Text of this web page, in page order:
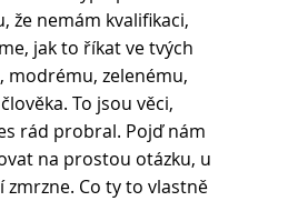
že nemám kvalifikaci,
jak to říkat ve tvých
modrému, zelenému,
To jsou věci,
rád probral. Pojď nám
na prostou otázku, u
Co ty to vlastně